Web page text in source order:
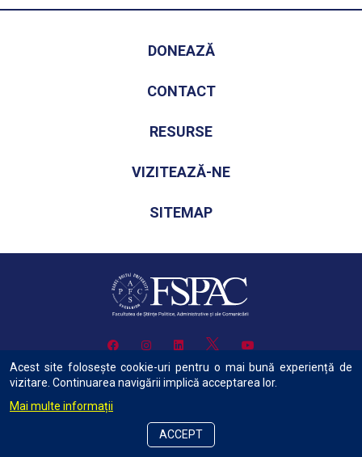
DONEAZĂ
CONTACT
RESURSE
VIZITEAZĂ-NE
SITEMAP
Acest site folosește cookie-uri pentru o mai bună experiență de
vizitare. Continuarea navigării implică acceptarea lor.
Mai multe informații
ACCEPT
Copyright © 2022 Facultatea de Știinte Politice, Administrative și ale